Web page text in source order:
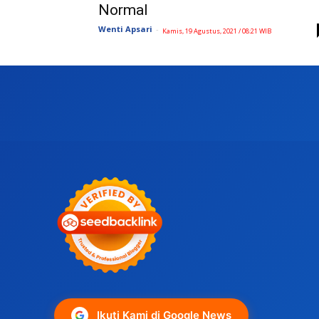
Normal
Wenti Apsari - Kamis, 19 Agustus, 2021 / 08:21 WIB
Ikuti Kami di Google News